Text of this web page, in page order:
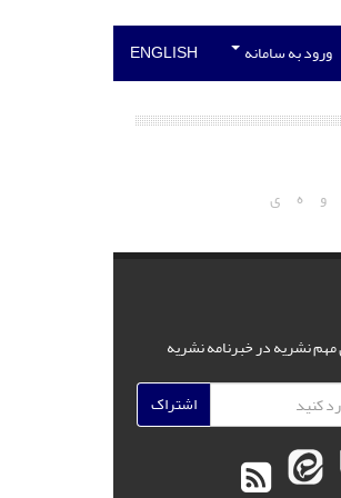
ورود به سامانه ENGLISH
و ه ی
مهم نشریه در خبرنامه نشریه
اشتراک